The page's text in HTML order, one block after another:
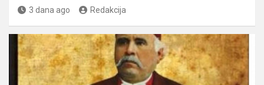
3 dana ago Redakcija